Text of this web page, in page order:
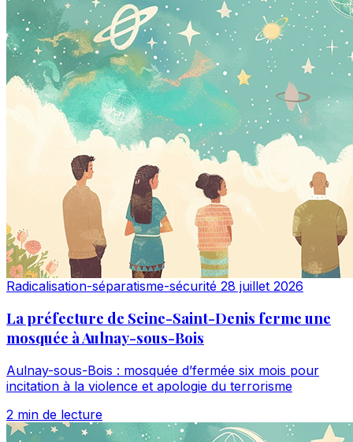
Radicalisation-séparatisme-sécurité 28 juillet 2026
La préfecture de Seine-Saint-Denis ferme une
mosquée à Aulnay-sous-Bois
Aulnay-sous-Bois : mosquée d’fermée six mois pour
incitation à la violence et apologie du terrorisme
2 min de lecture